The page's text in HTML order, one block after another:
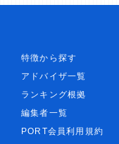
特徴から探す
アドバイザ一覧
ランキング根拠
編集者一覧
PORT会員利用規約